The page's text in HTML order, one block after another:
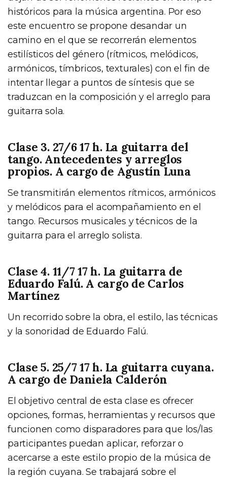
históricos para la música argentina. Por eso
este encuentro se propone desandar un
camino en el que se recorrerán elementos
estilísticos del género (rítmicos, melódicos,
armónicos, tímbricos, texturales) con el fin de
intentar llegar a puntos de síntesis que se
traduzcan en la composición y el arreglo para
guitarra sola.
Clase 3. 27/6 17 h. La guitarra del
tango. Antecedentes y arreglos
propios. A cargo de Agustín Luna
Se transmitirán elementos rítmicos, armónicos
y melódicos para el acompañamiento en el
tango. Recursos musicales y técnicos de la
guitarra para el arreglo solista.
Clase 4. 11/7 17 h. La guitarra de
Eduardo Falú. A cargo de Carlos
Martínez
Un recorrido sobre la obra, el estilo, las técnicas
y la sonoridad de Eduardo Falú.
Clase 5. 25/7 17 h. La guitarra cuyana.
A cargo de Daniela Calderón
El objetivo central de esta clase es ofrecer
opciones, formas, herramientas y recursos que
funcionen como disparadores para que los/las
participantes puedan aplicar, reforzar o
acercarse a este estilo propio de la música de
la región cuyana. Se trabajará sobre el